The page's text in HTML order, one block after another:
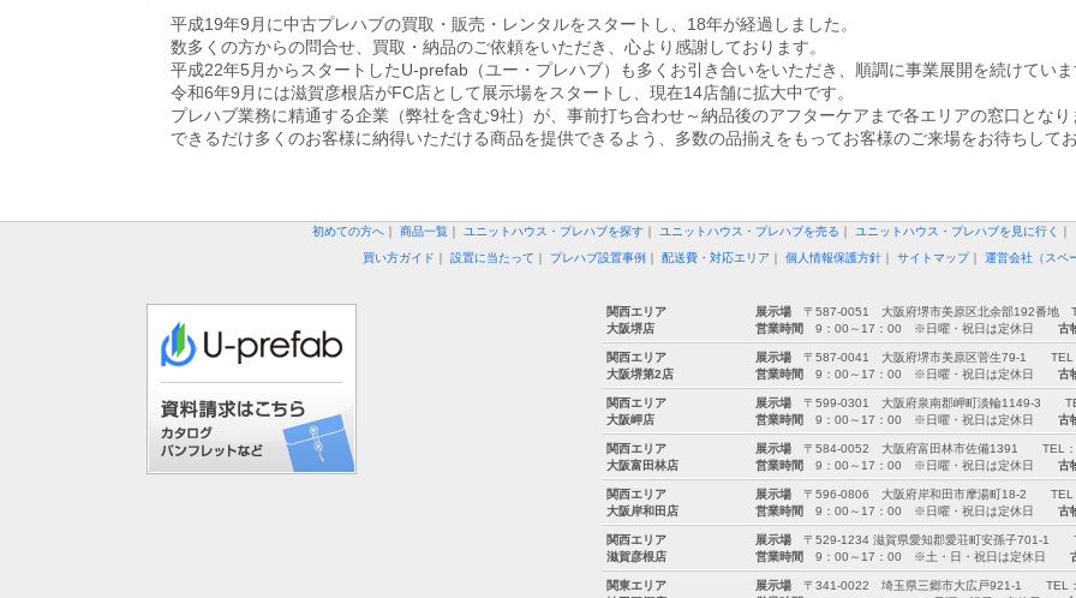
平成19年9月に中古プレハブの買取・販売・レンタルをスタートし、18年が経過しました。
数多くの方からの問合せ、買取・納品のご依頼をいただき、心より感謝しております。
平成22年5月からスタートしたU-prefab（ユー・プレハブ）も多くお引き合いをいただき、順調に事業展開を続けてい
令和6年9月には滋賀彦根店がFC店として展示場をスタートし、現在14店舗に拡大中です。
プレハブ業務に精通する企業（弊社を含む9社）が、事前打ち合わせ～納品後のアフターケアまで各エリアの窓口となり
できるだけ多くのお客様に納得いただける商品を提供できるよう、多数の品揃えをもってお客様のご来場をお待ちして
初めての方へ｜ 商品一覧｜ ユニットハウス・プレハブを探す｜ ユニットハウス・プレハブを売る ユニットハウス・プレハブを見に行く
買い方ガイド
設置に当たって プレハブ設置事例 配送費・対応エリア 個人情報保護方針｜ サイトマップ｜ 運営会社（スペ
関西エリア
大阪堺店
展示場 〒587-0051 大阪府堺市美原区北余部192番地
営業時間 9：00～17：00 ※日曜・祝日は定休日 古
関西エリア
大阪堺第2店
展示場 〒587-0041 大阪府堺市美原区菅生79-1 TEL
営業時間 9：00～17：00 ※日曜・祝日は定休日 古
関西エリア
大阪岬店
展示場 〒599-0301 大阪府泉南郡岬町淡輪1149-3
営業時間 9：00～17：00 ※日曜・祝日は定休日 古
関西エリア
大阪富田林店
展示場 〒584-0052 大阪府富田林市佐備1391 TEL：
営業時間 9：00～17：00 ※日曜・祝日は定休日 古
関西エリア
大阪岸和田店
展示場 〒596-0806 大阪府岸和田市摩湯町18-2 TEL
営業時間 9：00～17：00 ※日曜・祝日は定休日 古
関西エリア
滋賀彦根店
展示場 〒529-1234 滋賀県愛知郡愛荘町安孫子701-1
営業時間 9：00～17：00 ※土・日・祝日は定休日
関東エリア
展示場 〒341-0022 埼玉県三郷市大広戸921-1 TEL